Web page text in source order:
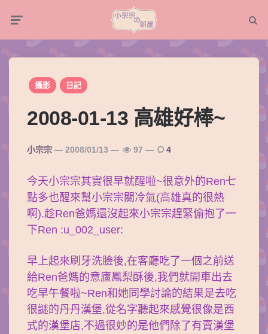
攝影 日記
2008-01-13 高雄好棒~
Posted
小宗宗 2008/01/13 97 4
今天小宗宗其實很早就醒啦~很意外的Ren七
點多也醒來幫小宗宗關冷氣(高雄真的很熱
啊).趁Ren爸媽還沒起來小宗宗趕緊偷抱了一
下Ren :u_002_user:
早上起來刷牙洗臉後,在客廳吃了一個之前送
給Ren爸媽的意廬鳳梨酥後,我們就開車出去
吃早午餐啦~Ren和她同學討論的結果是去吃
很謎的丹丹漢堡,從名字聽起來感覺很像是西
式的漢堡店,不過很妙的是他們除了有賣漢堡